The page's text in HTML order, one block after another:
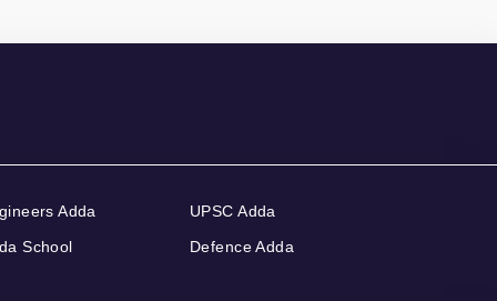
Adda
School
UPSC Adda
Defence Adda